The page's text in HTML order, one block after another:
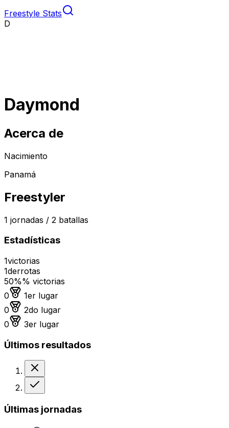
Freestyle Stats
D
Daymond
Acerca de
Nacimiento
Panamá
Freestyler
1 jornadas / 2 batallas
Estadísticas
1victorias
1derrotas
50%% victorias
0
Medalla de oro
1er lugar
0
Medalla de plata
2do lugar
0
Medalla de bronce
3er lugar
Últimos resultados
Últimas jornadas